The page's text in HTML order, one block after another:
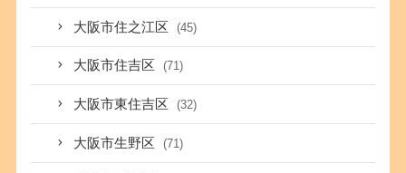
大阪市住之江区 (45)
大阪市住吉区 (71)
大阪市東住吉区 (32)
大阪市生野区 (71)